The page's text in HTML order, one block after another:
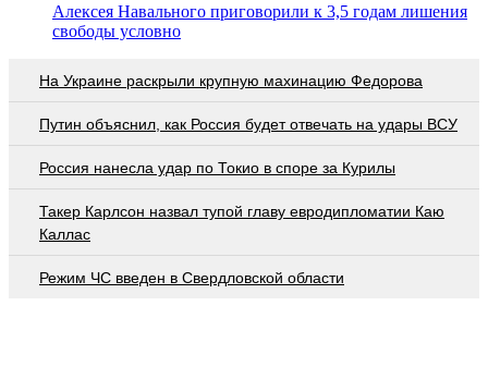
Алексея Навального приговорили к 3,5 годам лишения
свободы условно
На Украине раскрыли крупную махинацию Федорова
Путин объяснил, как Россия будет отвечать на удары ВСУ
Россия нанесла удар по Токио в споре за Курилы
Такер Карлсон назвал тупой главу евродипломатии Каю
Каллас
Режим ЧС введен в Свердловской области